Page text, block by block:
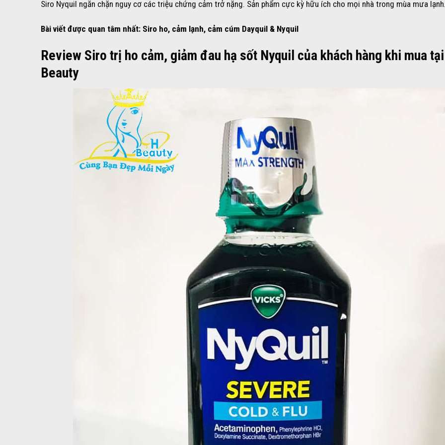
Siro Nyquil ngăn chặn nguy cơ các triệu chứng cảm trở nặng. Sản phẩm cực kỳ hữu ích cho mọi nhà trong mùa mưa
Bài viết được quan tâm nhất: Siro ho, cảm lạnh, cảm cúm Dayquil & Nyquil
Review Siro trị ho cảm, giảm đau hạ sốt Nyquil của khách hàng khi mua
Beauty